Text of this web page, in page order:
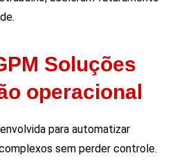
Soluções
operacional
para automatizar
sem perder controle.